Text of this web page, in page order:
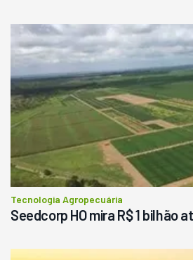
Tecnologia Agropecuária
Seedcorp HO mira R$ 1 bilhão